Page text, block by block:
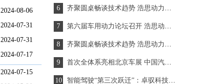
2024-08-06
2024-07-31
2024-07-31
2024-07-17
2024-07-15
齐聚圆桌畅谈技术趋势 浩思动力助力行业高质量发展
第六届车用动力论坛召开 浩思动力深耕混动驱动产业升级
齐聚圆桌畅谈技术趋势 浩思动力助力行业高质量发展
首次全体系亮相北京车展 中国汽研交出“国家队”答卷
智能驾驶“第三次跃迁”：卓驭科技开启移动物理AI时代